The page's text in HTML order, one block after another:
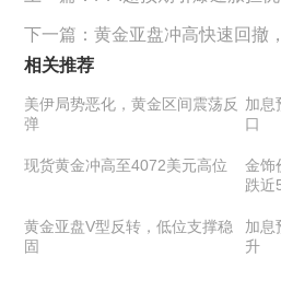
下一篇：黄金亚盘冲高快速回撤
相关推荐
美伊局势恶化，黄金区间震荡反
弹
加息
口
现货黄金冲高至4072美元高位
金饰
跌近
黄金亚盘V型反转，低位支撑稳
固
加息
升